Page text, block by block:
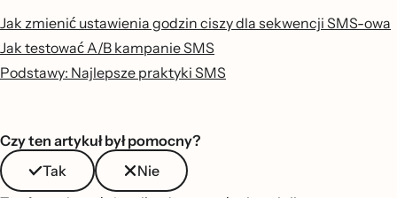
Jak zmienić ustawienia godzin ciszy dla sekwencji SMS-owa
Jak testować A/B kampanie SMS
Podstawy: Najlepsze praktyki SMS
Czy ten artykuł był pomocny?
Tak
Nie